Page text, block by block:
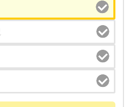
を探すこともできます。